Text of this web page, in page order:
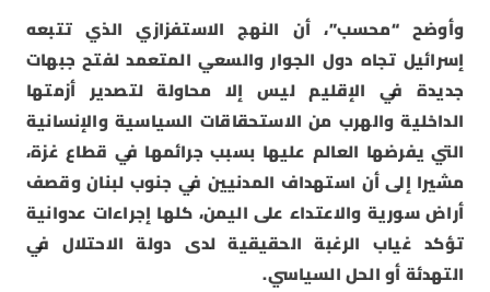
وأوضح “محسب”، أن النهج الاستفزازي الذي تتبعه
إسرائيل تجاه دول الجوار والسعي المتعمد لفتح جبهات
جديدة في الإقليم ليس إلا محاولة لتصدير أزمتها
الداخلية والهرب من الاستحقاقات السياسية والإنسانية
التي يفرضها العالم عليها بسبب جرائمها في قطاع غزة،
مشيرا إلى أن استهداف المدنيين في جنوب لبنان وقصف
أراض سورية والاعتداء على اليمن، كلها إجراءات عدوانية
تؤكد غياب الرغبة الحقيقية لدى دولة الاحتلال في
التهدئة أو الحل السياسي.